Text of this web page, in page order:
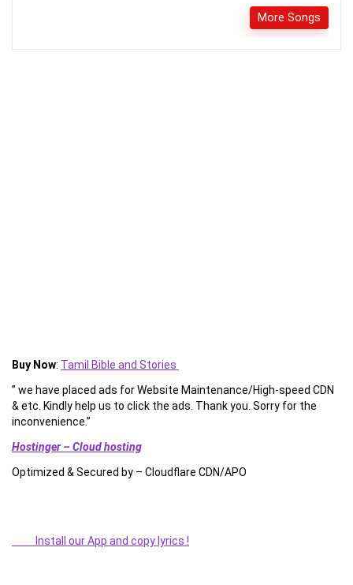
More Songs
Buy Now: Tamil Bible and Stories
” we have placed ads for Website Maintenance/High-speed CDN
& etc. Kindly help us to click the ads. Thank you. Sorry for the
inconvenience.”
Hostinger – Cloud hosting
Optimized & Secured by – Cloudflare CDN/APO
Install our App and copy lyrics !